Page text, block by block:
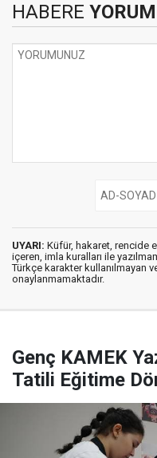
HABERE
UYARI: Küfür, hakaret, rencide
içeren, imla kuralları ile
Türkçe karakter kullanılmayan
onaylanmamaktadır.
Genç KAMEK
Tatili Eğitime